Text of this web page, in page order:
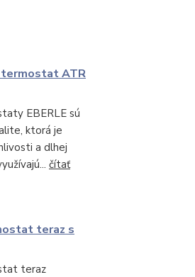
ATR
EBERLE sú
ktorá je
a dlhej
čítať
teraz s
teraz